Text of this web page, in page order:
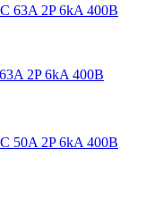
2P 6kA 400В